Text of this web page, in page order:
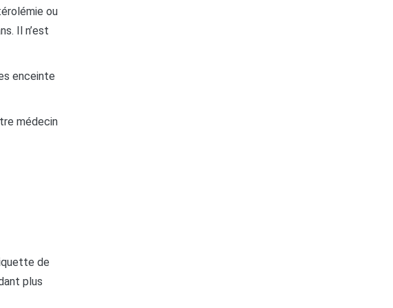
ou
Il n’est
enceinte
médecin
de
plus